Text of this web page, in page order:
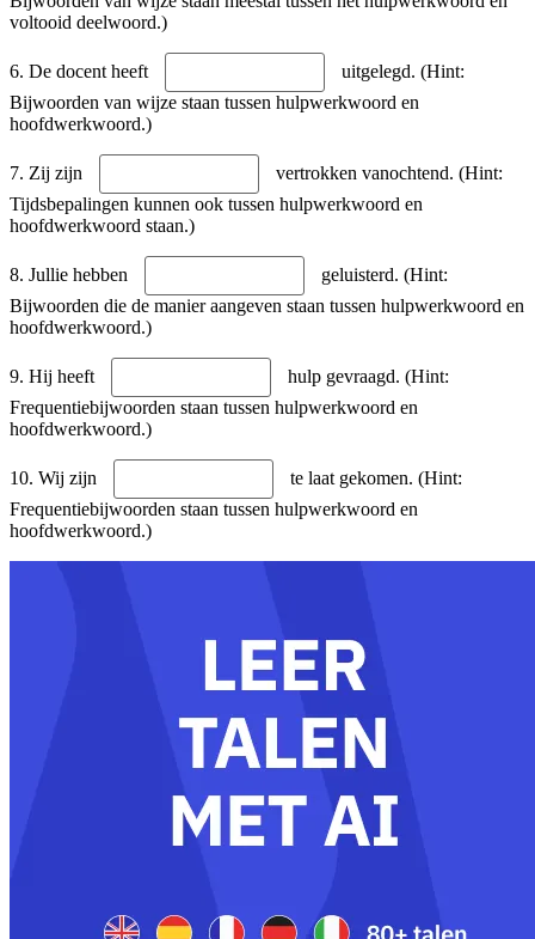
voltooid deelwoord.)
6. De docent heeft
uitgelegd. (Hint:
Bijwoorden van wijze staan tussen hulpwerkwoord en
hoofdwerkwoord.)
7. Zij zijn
vertrokken vanochtend. (Hint:
Tijdsbepalingen kunnen ook tussen hulpwerkwoord en
hoofdwerkwoord staan.)
8. Jullie hebben
geluisterd. (Hint:
Bijwoorden die de manier aangeven staan tussen hulpwerkwoord en
hoofdwerkwoord.)
9. Hij heeft
hulp gevraagd. (Hint:
Frequentiebijwoorden staan tussen hulpwerkwoord en
hoofdwerkwoord.)
10. Wij zijn
te laat gekomen. (Hint:
Frequentiebijwoorden staan tussen hulpwerkwoord en
hoofdwerkwoord.)